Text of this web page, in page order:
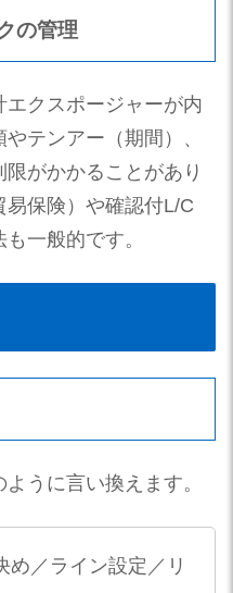
の管理
クスポージャーが内
テンアー（期間）、
がかかることがあり
易保険）や確認付L/C
一般的です。
うに言い換えます。
め／ライン設定／リ